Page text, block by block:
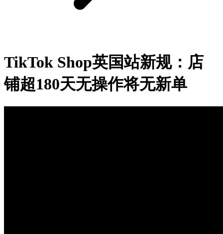
TikTok Shop英国站新规：店
铺超180天无操作将无新单